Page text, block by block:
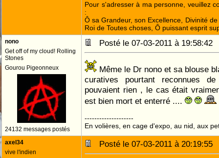
Pour s'adresser à ma personne, veuillez
:
Ô sa Grandeur, son Excellence, Divinité
Roi de Toutes choses, Ô puissant esprit
nono
Get off of my cloud! Rolling
Stones
Gourou Pigeonneux
24132 messages postés
Posté le 07-03-2011 à
Même le Dr nono et sa blouse
curatives pourtant reconnues
pouvaient rien , le cas était
est bien mort et enterré ....
--------------------
En volières, en cage d'expo, au nid, aux
axel34
vive l'indien
Posté le 07-03-2011 à